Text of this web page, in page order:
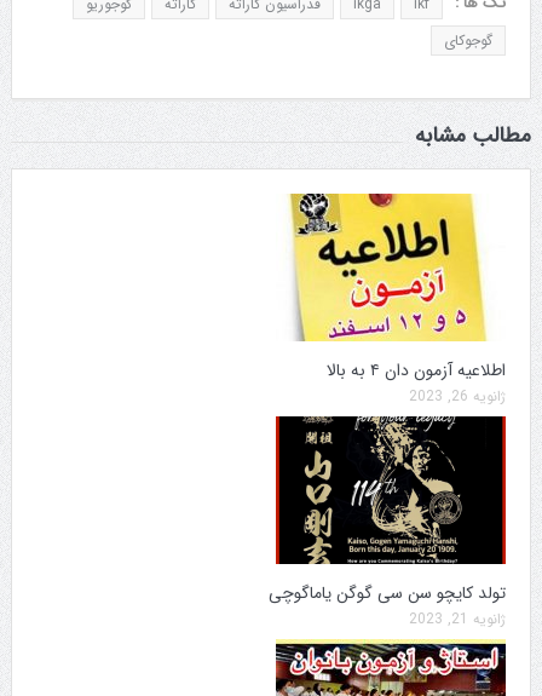
گوجوکای
مطالب مشابه
اطلاعیه آزمون دان ۴ به بالا
ژانویه 26, 2023
تولد کایچو سن سی گوگن یاماگوچی
ژانویه 21, 2023